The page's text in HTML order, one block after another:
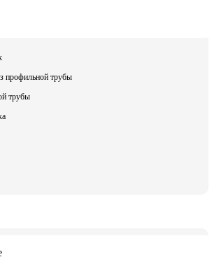
профильной трубы
трубы